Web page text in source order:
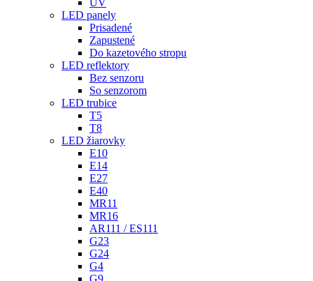
UV
LED panely
Prisadené
Zapustené
Do kazetového stropu
LED reflektory
Bez senzoru
So senzorom
LED trubice
T5
T8
LED žiarovky
E10
E14
E27
E40
MR11
MR16
AR111 / ES111
G23
G24
G4
G9